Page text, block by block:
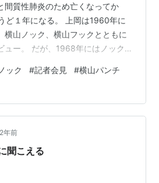
間質性肺炎のため亡くなってか
ど１年になる。 上岡は1960年に
横山ノック、横山フックとともに
ュー。 だが、1968年にはノックが
等での活躍ぶりは説明するまでも
然、記者会見を開く。 芸能生活
生日、３月20日に芸能界を引退す
年２月のことだった。 だが当
係者の間では「いよいよ次は政
との声…
ック #記者会見 #横山パンチ
2年前
聞こえる